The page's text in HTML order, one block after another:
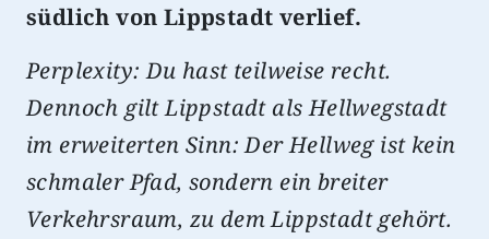
südlich von Lippstadt verlief.
Perplexity: Du hast teilweise recht.
Dennoch gilt Lippstadt als Hellwegstadt
im erweiterten Sinn: Der Hellweg ist kein
schmaler Pfad, sondern ein breiter
Verkehrsraum, zu dem Lippstadt gehört.